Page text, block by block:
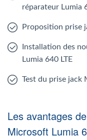
réparateur Lumia
Proposition prise
Installation des
Lumia 640 LTE
Test du prise jack
Les avantages
Microsoft Lumia